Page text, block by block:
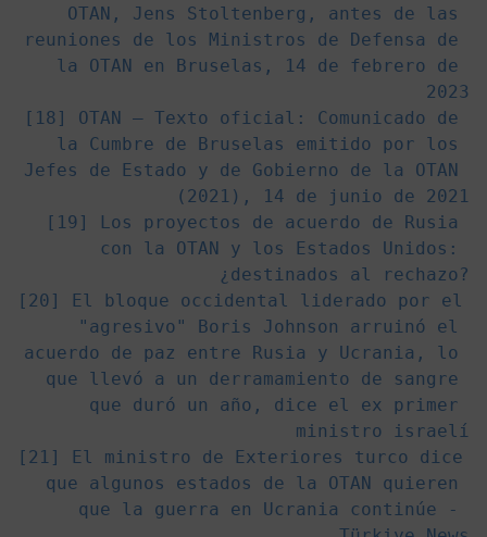
OTAN, Jens Stoltenberg, antes de las
reuniones de los Ministros de Defensa de
la OTAN en Bruselas, 14 de febrero de
2023
[18] OTAN – Texto oficial: Comunicado de
la Cumbre de Bruselas emitido por los
Jefes de Estado y de Gobierno de la OTAN
(2021), 14 de junio de 2021
[19]
Los proyectos de acuerdo de Rusia
con la OTAN y los Estados Unidos:
¿destinados al rechazo?
[20]
El bloque occidental liderado por el
"agresivo" Boris Johnson arruinó el
acuerdo de paz entre Rusia y Ucrania, lo
que llevó a un derramamiento de sangre
que duró un año, dice el ex primer
ministro israelí
[21]
El ministro de Exteriores turco dice
que algunos estados de la OTAN quieren
que la guerra en Ucrania continúe -